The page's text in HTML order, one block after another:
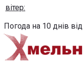
вітер:
Погода на 10 днів від